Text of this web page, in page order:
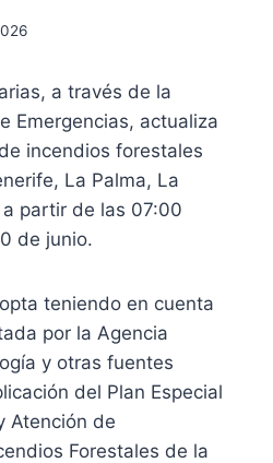
a través de la
Emergencias, actualiza
incendios forestales
La Palma, La
partir de las 07:00
de junio.
teniendo en cuenta
por la Agencia
y otras fuentes
del Plan Especial
Atención de
Forestales de la